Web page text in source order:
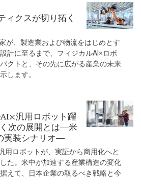
ィクスが切り拓く
が、製造業および物流をはじめとす
計に至るまで、フィジカルAI×ロボ
クトと、その先に広がる産業の未来
します。
汎用ロボット躍
次の展開とは―米
実装シナリオ―
用ロボットが、実証から商用化へと
た。米中が加速する産業構造の変化
えて、日本企業の取るべき戦略と今